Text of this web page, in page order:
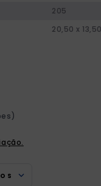
205
20,50 x 13,50